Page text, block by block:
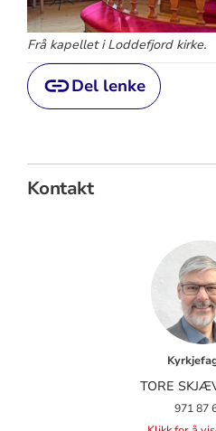
Frå kapellet i Loddefjord kirke.
Del lenke
Kontakt
TORE
971 87